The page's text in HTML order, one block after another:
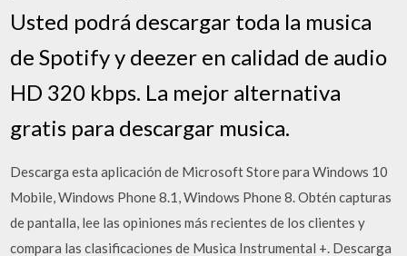
Usted podrá descargar toda la musica
de Spotify y deezer en calidad de audio
HD 320 kbps. La mejor alternativa
gratis para descargar musica.
Descarga esta aplicación de Microsoft Store para Windows 10
Mobile, Windows Phone 8.1, Windows Phone 8. Obtén capturas
de pantalla, lee las opiniones más recientes de los clientes y
compara las clasificaciones de Musica Instrumental +. Descarga